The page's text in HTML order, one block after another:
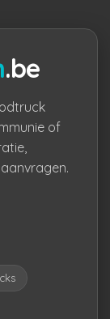
.be
of